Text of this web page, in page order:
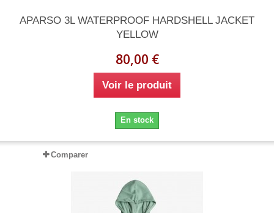
APARSO 3L WATERPROOF HARDSHELL JACKET
YELLOW
80,00 €
Voir le produit
En stock
Comparer